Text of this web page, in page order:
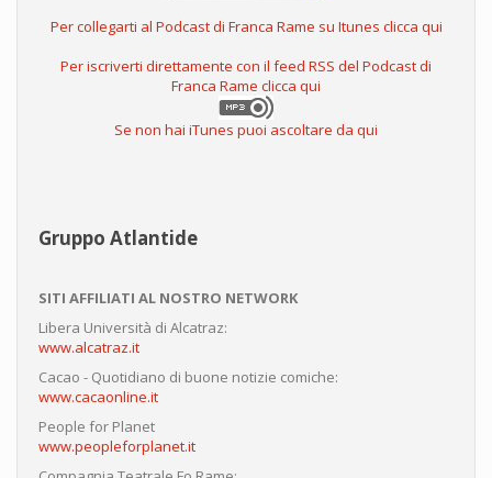
Per collegarti al Podcast di Franca Rame su Itunes clicca qui
Per iscriverti direttamente con il feed RSS del Podcast di
Franca Rame clicca qui
Se non hai iTunes puoi ascoltare da qui
Gruppo Atlantide
SITI AFFILIATI AL NOSTRO NETWORK
Libera Università di Alcatraz:
www.alcatraz.it
Cacao - Quotidiano di buone notizie comiche:
www.cacaonline.it
People for Planet
www.peopleforplanet.it